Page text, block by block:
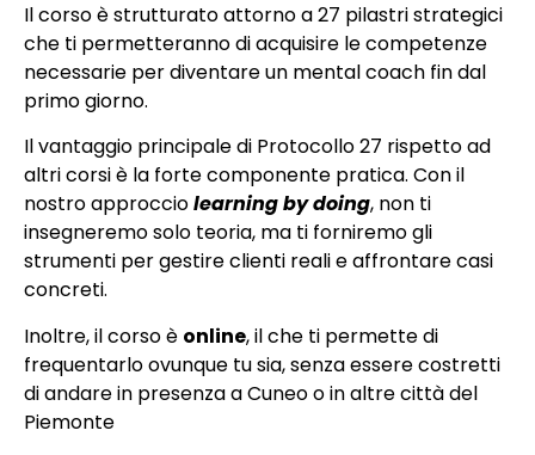
Il corso è strutturato attorno a 27 pilastri strategici
che ti permetteranno di acquisire le competenze
necessarie per diventare un mental coach fin dal
primo giorno.
Il vantaggio principale di Protocollo 27 rispetto ad
altri corsi è la forte componente pratica. Con il
nostro approcciolearning by doing, non ti
insegneremo solo teoria, ma ti forniremo gli
strumenti per gestire clienti reali e affrontare casi
concreti.
Inoltre, il corso è online, il che ti permette di
frequentarlo ovunque tu sia, senza essere costretti
di andare in presenza a Cuneo o in altre città del
Piemonte